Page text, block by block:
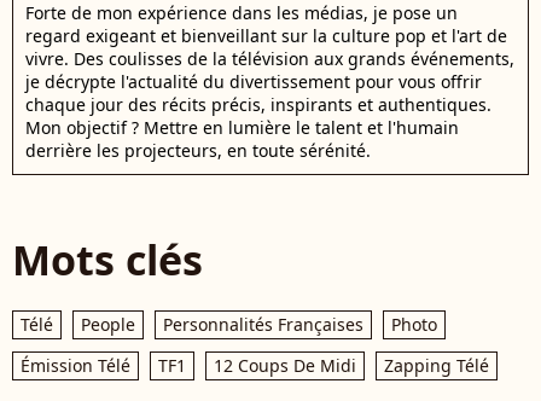
Forte de mon expérience dans les médias, je pose un
regard exigeant et bienveillant sur la culture pop et l'art de
vivre. Des coulisses de la télévision aux grands événements,
je décrypte l'actualité du divertissement pour vous offrir
chaque jour des récits précis, inspirants et authentiques.
Mon objectif ? Mettre en lumière le talent et l'humain
derrière les projecteurs, en toute sérénité.
Mots clés
Télé People Personnalités Françaises
Photo
Émission Télé
TF1 12 Coups De Midi Zapping Télé